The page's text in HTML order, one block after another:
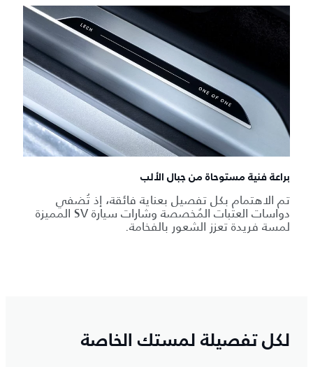
براعة فنية مستوحاة من جبال الألب
تم الاهتمام بكل تفصيل بعناية فائقة، إذ تُضفي
دواسات العتبات المُخصصة وشارات سيارة SV المميزة
لمسة فريدة تعزز الشعور بالفخامة.
لكل تفصيلة لمستك الخاصة